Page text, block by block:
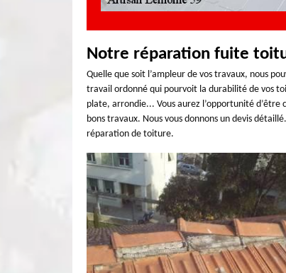
Notre réparation fuite
Quelle que soit l’ampleur de vos travaux, nous
travail ordonné qui pourvoit la durabilité de vos
plate, arrondie... Vous aurez l’opportunité
bons travaux. Nous vous donnons un devis
réparation de toiture.